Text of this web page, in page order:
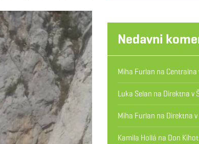
Nedavni
Miha Furlan na Centralna
Luka Selan na Direktna v
Miha Furlan na Direktna v
Kamila Hollá na Don